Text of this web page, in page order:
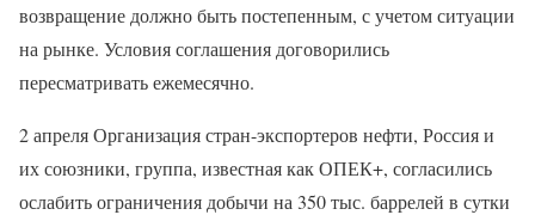
возвращение должно быть постепенным, с учетом ситуации
на рынке. Условия соглашения договорились
пересматривать ежемесячно.
2 апреля Организация стран-экспортеров нефти, Россия и
их союзники, группа, известная как ОПЕК+, согласились
ослабить ограничения добычи на 350 тыс. баррелей в сутки